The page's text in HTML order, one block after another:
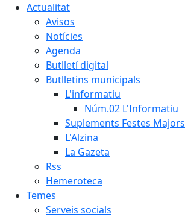
Actualitat
Avisos
Notícies
Agenda
Butlletí digital
Butlletins municipals
L'informatiu
Núm.02 L'Informatiu
Suplements Festes Majors
L'Alzina
La Gazeta
Rss
Hemeroteca
Temes
Serveis socials